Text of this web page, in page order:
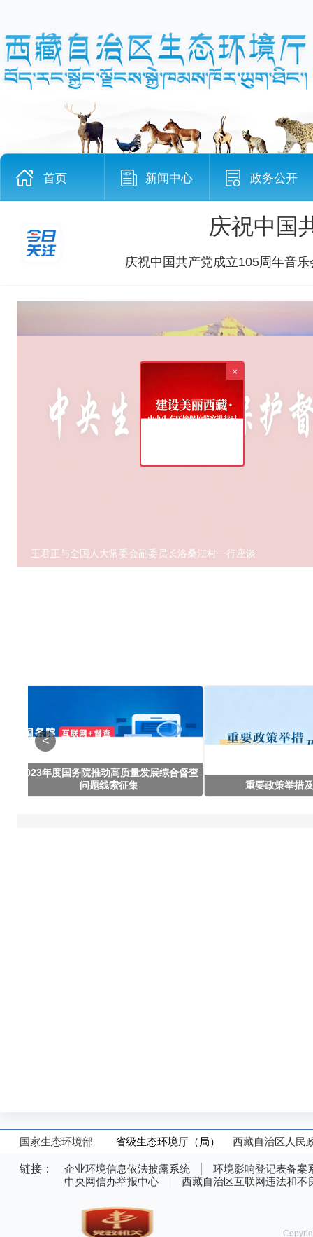
首页 新闻中心 政务公开
中央第
王君正与
近日，全国人大常委会副委员长洛
庆祝中国
庆祝中国共产党成立105周年音乐
王君正与全国人大常委会副委员长洛桑江村一行座谈
<
2023年度国务院推动高质量发展综合督查
问题线索征集
重要政策举措
国家生态环境部 省级生态环境厅（局） 西藏自治区人民
链接： 企业环境信息依法披露系统
环境影响登记表备案
中央网信办举报中心
西藏自治区互联网违法和不